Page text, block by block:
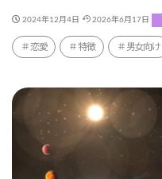
2024年12月4日 2026年6月17日
恋愛 特徴 男女向け